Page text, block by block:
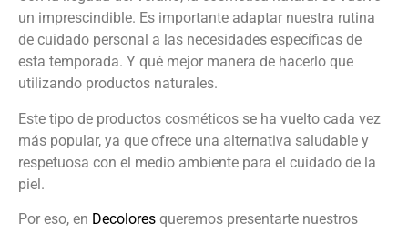
un imprescindible. Es importante adaptar nuestra rutina
de cuidado personal a las necesidades específicas de
esta temporada. Y qué mejor manera de hacerlo que
utilizando productos naturales.
Este tipo de productos cosméticos se ha vuelto cada vez
más popular, ya que ofrece una alternativa saludable y
respetuosa con el medio ambiente para el cuidado de la
piel.
Por eso, en Decolores queremos presentarte nuestros